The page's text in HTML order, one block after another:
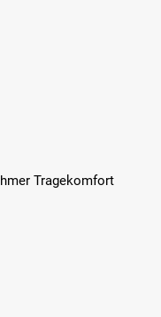
Tragekomfort